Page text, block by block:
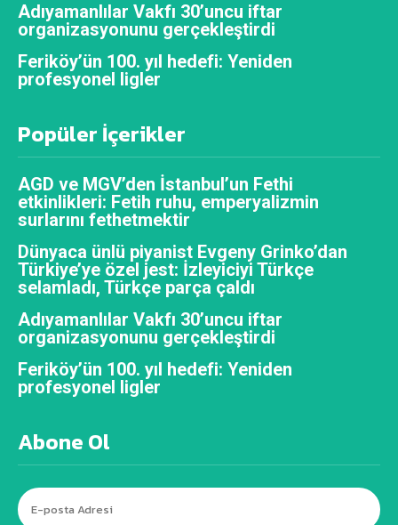
Adıyamanlılar Vakfı 30’uncu iftar
organizasyonunu gerçekleştirdi
Feriköy’ün 100. yıl hedefi: Yeniden
profesyonel ligler
Popüler İçerikler
AGD ve MGV’den İstanbul’un Fethi
etkinlikleri: Fetih ruhu, emperyalizmin
surlarını fethetmektir
Dünyaca ünlü piyanist Evgeny Grinko’dan
Türkiye’ye özel jest: İzleyiciyi Türkçe
selamladı, Türkçe parça çaldı
Adıyamanlılar Vakfı 30’uncu iftar
organizasyonunu gerçekleştirdi
Feriköy’ün 100. yıl hedefi: Yeniden
profesyonel ligler
Abone Ol